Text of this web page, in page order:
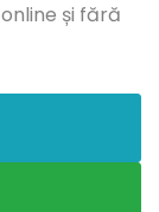
și fără